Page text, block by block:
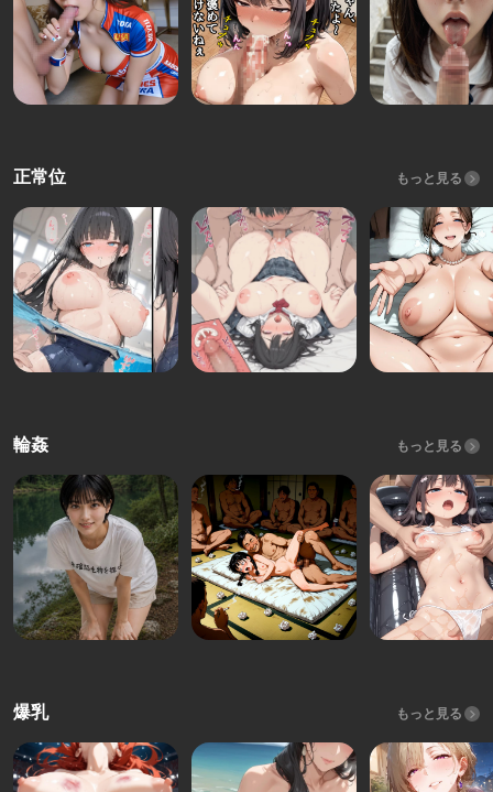
正常位 もっと見る
輪姦 もっと見る
爆乳 もっと見る